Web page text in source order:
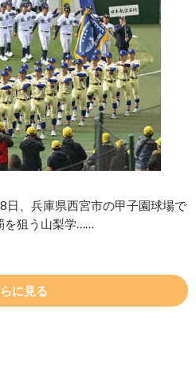
日、兵庫県西宮市の甲子園球場で
を狙う山梨学……
に見る